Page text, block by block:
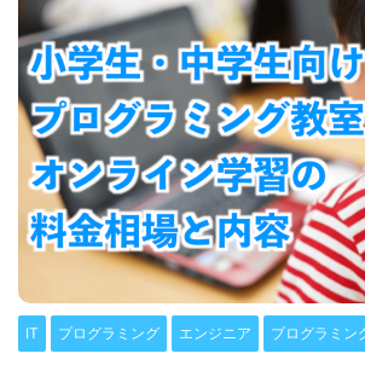
IT プログラミング エンジニア プログラミン